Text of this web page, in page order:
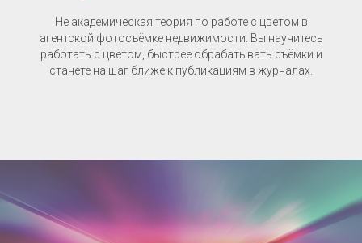
Не академическая теория по работе с цветом в
агентской фотосъёмке недвижимости. Вы научитесь
работать с цветом, быстрее обрабатывать съёмки и
станете на шаг ближе к публикациям в журналах.